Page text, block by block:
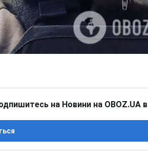
на Новини на OBOZ.UA в